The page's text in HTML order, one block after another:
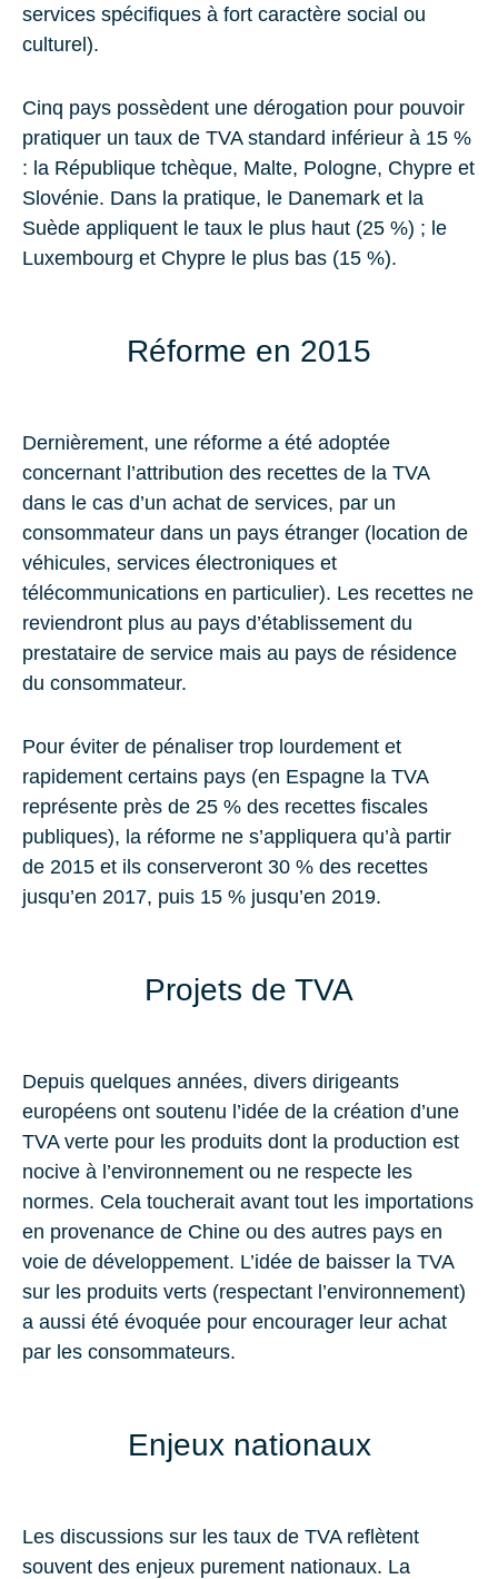
services spécifiques à fort caractère social ou
culturel).
Cinq pays possèdent une dérogation pour pouvoir
pratiquer un taux de TVA standard inférieur à 15 %
: la République tchèque, Malte, Pologne, Chypre et
Slovénie. Dans la pratique, le Danemark et la
Suède appliquent le taux le plus haut (25 %) ; le
Luxembourg et Chypre le plus bas (15 %).
Réforme en 2015
Dernièrement, une réforme a été adoptée
concernant l’attribution des recettes de la TVA
dans le cas d’un achat de services, par un
consommateur dans un pays étranger (location de
véhicules, services électroniques et
télécommunications en particulier). Les recettes ne
reviendront plus au pays d’établissement du
prestataire de service mais au pays de résidence
du consommateur.
Pour éviter de pénaliser trop lourdement et
rapidement certains pays (en Espagne la TVA
représente près de 25 % des recettes fiscales
publiques), la réforme ne s’appliquera qu’à partir
de 2015 et ils conserveront 30 % des recettes
jusqu’en 2017, puis 15 % jusqu’en 2019.
Projets de TVA
Depuis quelques années, divers dirigeants
européens ont soutenu l’idée de la création d’une
TVA verte pour les produits dont la production est
nocive à l’environnement ou ne respecte les
normes. Cela toucherait avant tout les importations
en provenance de Chine ou des autres pays en
voie de développement. L’idée de baisser la TVA
sur les produits verts (respectant l’environnement)
a aussi été évoquée pour encourager leur achat
par les consommateurs.
Enjeux nationaux
Les discussions sur les taux de TVA reflètent
souvent des enjeux purement nationaux. La